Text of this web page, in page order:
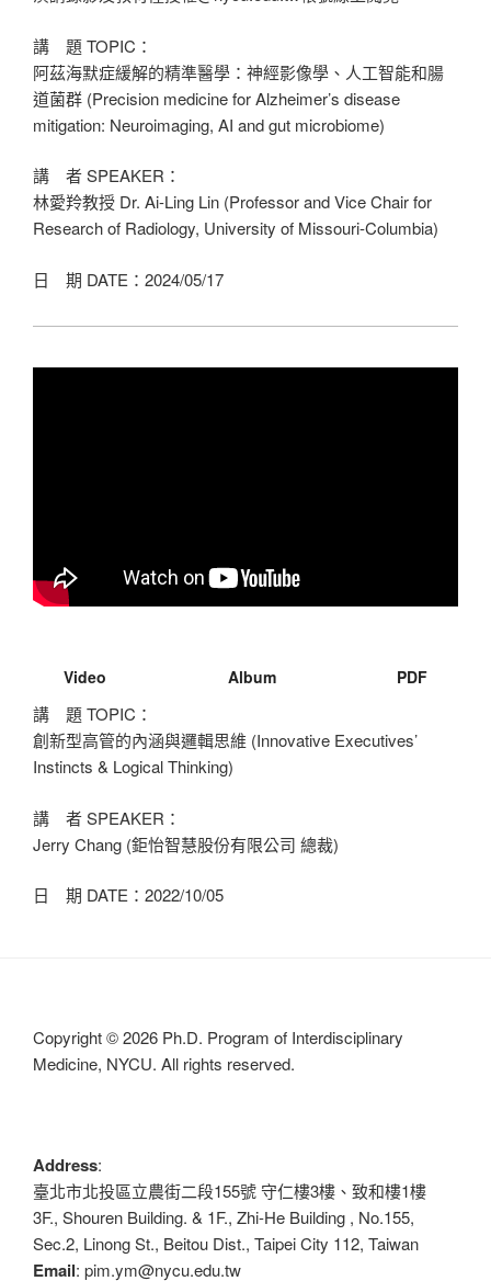
講 題 TOPIC：
阿茲海默症緩解的精準醫學：神經影像學、人工智能和腸
道菌群 (Precision medicine for Alzheimer’s disease
mitigation: Neuroimaging, AI and gut microbiome)
講 者 SPEAKER：
林愛羚教授 Dr. Ai-Ling Lin (Professor and Vice Chair for
Research of Radiology, University of Missouri-Columbia)
日 期 DATE：2024/05/17
Video Album PDF
講 題 TOPIC：
創新型高管的內涵與邏輯思維 (Innovative Executives’
Instincts & Logical Thinking)
講 者 SPEAKER：
Jerry Chang (鉅怡智慧股份有限公司 總裁)
日 期 DATE：2022/10/05
Copyright © 2026 Ph.D. Program of Interdisciplinary
Medicine, NYCU. All rights reserved.
Address:
臺北市北投區立農街二段155號 守仁樓3樓、致和樓1樓
3F., Shouren Building. & 1F., Zhi-He Building , No.155,
Sec.2, Linong St., Beitou Dist., Taipei City 112, Taiwan
Email: pim.ym@nycu.edu.tw